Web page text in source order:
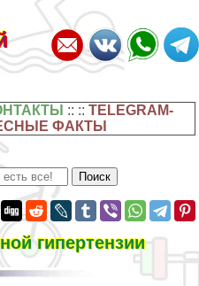
:: ::TELEGRAM-
ФАКТЫ
гипертензии